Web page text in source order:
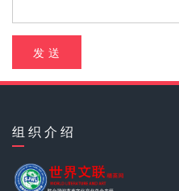
发 送
组 织 介 绍